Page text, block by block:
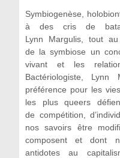
Symbiogenèse,
à des cris de
Lynn Margulis, tout
de la symbiose un
vivant et les
Bactériologiste,
préférence pour les
les plus queers
de compétition,
nos savoirs être
composent et dont
antidotes au